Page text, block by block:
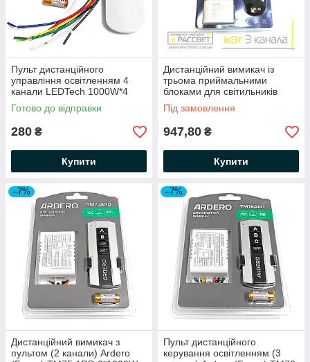
Пульт дистанційного
управління освітленням 4
канали LEDTech 1000W*4
Power 220В для люстр
Готово до відправки
280 ₴
Купити
Дистанційний вимикач із
трьома приймальними
блоками для світильників
Cadja K5C-1-3B чорний
Під замовлення
947,80 ₴
Купити
–7%
Дистанційний вимикач з
пультом (2 канали) Ardero
–7%
Пульт дистанційного
керування освітленням (3